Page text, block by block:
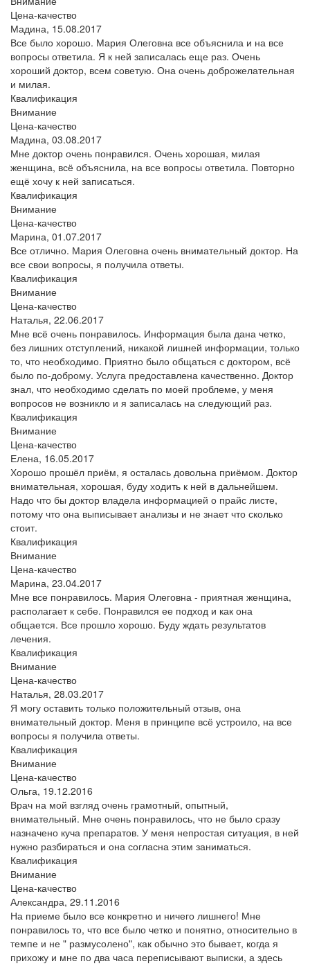
Цена-качество
Мадина, 15.08.2017
Все было хорошо. Мария Олеговна все объяснила и на все
вопросы ответила. Я к ней записалась еще раз. Очень
хороший доктор, всем советую. Она очень доброжелательная
и милая.
Квалификация
Внимание
Цена-качество
Мадина, 03.08.2017
Мне доктор очень понравился. Очень хорошая, милая
женщина, всё объяснила, на все вопросы ответила. Повторно
ещё хочу к ней записаться.
Квалификация
Внимание
Цена-качество
Марина, 01.07.2017
Все отлично. Мария Олеговна очень внимательный доктор. На
все свои вопросы, я получила ответы.
Квалификация
Внимание
Цена-качество
Наталья, 22.06.2017
Мне всё очень понравилось. Информация была дана четко,
без лишних отступлений, никакой лишней информации, только
то, что необходимо. Приятно было общаться с доктором, всё
было по-доброму. Услуга предоставлена качественно. Доктор
знал, что необходимо сделать по моей проблеме, у меня
вопросов не возникло и я записалась на следующий раз.
Квалификация
Внимание
Цена-качество
Елена, 16.05.2017
Хорошо прошёл приём, я осталась довольна приёмом. Доктор
внимательная, хорошая, буду ходить к ней в дальнейшем.
Надо что бы доктор владела информацией о прайс листе,
потому что она выписывает анализы и не знает что сколько
стоит.
Квалификация
Внимание
Цена-качество
Марина, 23.04.2017
Мне все понравилось. Мария Олеговна - приятная женщина,
располагает к себе. Понравился ее подход и как она
общается. Все прошло хорошо. Буду ждать результатов
лечения.
Квалификация
Внимание
Цена-качество
Наталья, 28.03.2017
Я могу оставить только положительный отзыв, она
внимательный доктор. Меня в принципе всё устроило, на все
вопросы я получила ответы.
Квалификация
Внимание
Цена-качество
Ольга, 19.12.2016
Врач на мой взгляд очень грамотный, опытный,
внимательный. Мне очень понравилось, что не было сразу
назначено куча препаратов. У меня непростая ситуация, в ней
нужно разбираться и она согласна этим заниматься.
Квалификация
Внимание
Цена-качество
Александра, 29.11.2016
На приеме было все конкретно и ничего лишнего! Мне
понравилось то, что все было четко и понятно, относительно в
темпе и не " размусолено", как обычно это бывает, когда я
прихожу и мне по два часа переписывают выписки, а здесь